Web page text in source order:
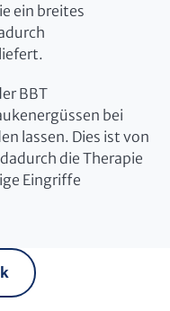
ein breites
BBT
bei
lassen. Dies ist von
die Therapie
Eingriffe